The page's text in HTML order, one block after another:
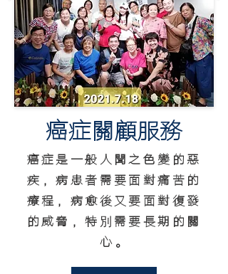
癌症關顧服務
癌症是一般人聞之色變的惡
疾，病患者需要面對痛苦的
療程，病愈後又要面對復發
的威脅，特 別 需要長期的關
心。